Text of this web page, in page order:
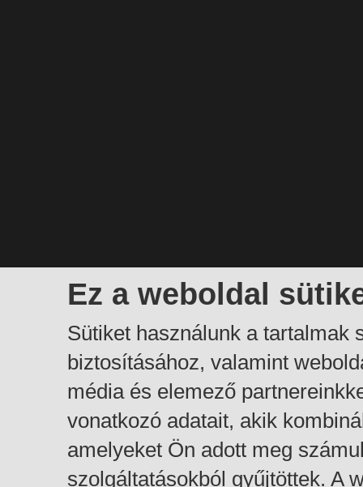
Ez a weboldal
Sütiket használunk a tartalmak
biztosításához, valamint
média és elemező
vonatkozó adatait, akik
amelyeket Ön adott meg
szolgáltatásokból gyűjtöttek. A